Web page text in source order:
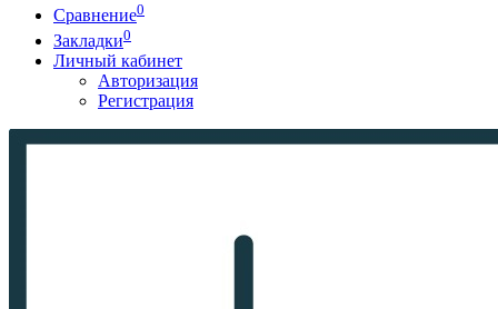
Сравнение0
Закладки0
Личный кабинет
Авторизация
Регистрация